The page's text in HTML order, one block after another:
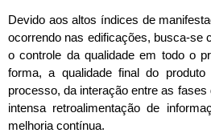
Devido aos altos índices de
ocorrendo nas edificações, busca-se
o controle da qualidade em todo o
forma, a qualidade final do produto
processo, da interação entre as
intensa retroalimentação de
melhoria contínua.